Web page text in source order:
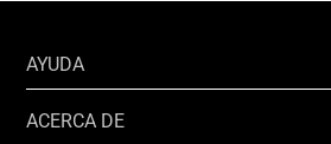
AYUDA
ACERCA DE